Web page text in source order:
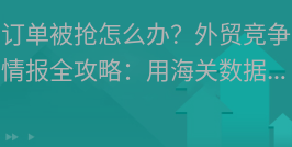
订单被抢怎么办？外贸竞争
情报全攻略：用海关数据洞